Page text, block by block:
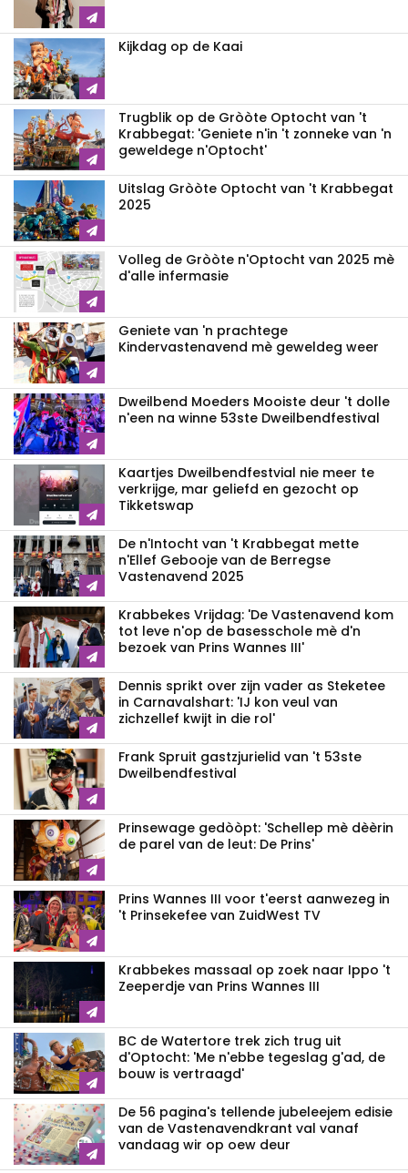
Kijkdag op de Kaai
Trugblik op de Gròòte Optocht van 't
Krabbegat: 'Geniete n'in 't zonneke van 'n
geweldege n'Optocht'
Uitslag Gròòte Optocht van 't Krabbegat
2025
Volleg de Gròòte n'Optocht van 2025 mè
d'alle infermasie
Geniete van 'n prachtege
Kindervastenavend mè geweldeg weer
Dweilbend Moeders Mooiste deur 't dolle
n'een na winne 53ste Dweilbendfestival
Kaartjes Dweilbendfestvial nie meer te
verkrijge, mar geliefd en gezocht op
Tikketswap
De n'Intocht van 't Krabbegat mette
n'Ellef Gebooje van de Berregse
Vastenavend 2025
Krabbekes Vrijdag: 'De Vastenavend kom
tot leve n'op de basesschole mè d'n
bezoek van Prins Wannes III'
Dennis sprikt over zijn vader as Steketee
in Carnavalshart: 'IJ kon veul van
zichzellef kwijt in die rol'
Frank Spruit gastzjurielid van 't 53ste
Dweilbendfestival
Prinsewage gedòòpt: 'Schellep mè dèèrin
de parel van de leut: De Prins'
Prins Wannes III voor t'eerst aanwezeg in
't Prinsekefee van ZuidWest TV
Krabbekes massaal op zoek naar Ippo 't
Zeeperdje van Prins Wannes III
BC de Watertore trek zich trug uit
d'Optocht: 'Me n'ebbe tegeslag g'ad, de
bouw is vertraagd'
De 56 pagina's tellende jubeleejem edisie
van de Vastenavendkrant val vanaf
vandaag wir op oew deur